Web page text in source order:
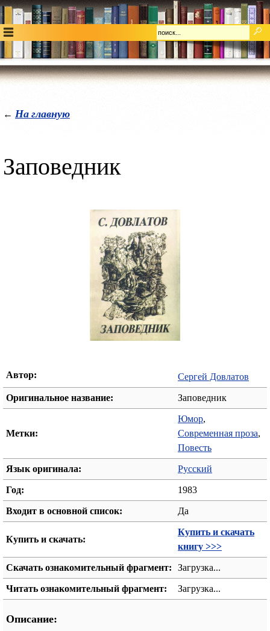
← На главную
Заповедник
Автор: Сергей Довлатов
Оригинальное название: Заповедник
Метки:
Юмор,
Современная проза,
Повесть
Язык оригинала: Русский
Год: 1983
Входит в основной список: Да
Купить и скачать:
Купить и скачать
книгу >>>
Скачать ознакомительный фрагмент: Загрузка...
Читать ознакомительный фрагмент: Загрузка...
Описание: